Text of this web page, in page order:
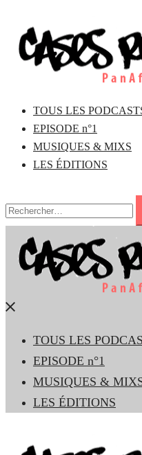
contenu
TOUS LES
EPISODE n°1
MUSIQUES & MIXS
LES ÉDITIONS
Rechercher :
Fermer
menu
TOUS LES
EPISODE n°1
MUSIQUES &
LES ÉDITIONS